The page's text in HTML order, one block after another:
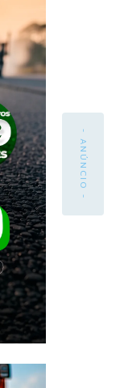
- ANÚNCIO -